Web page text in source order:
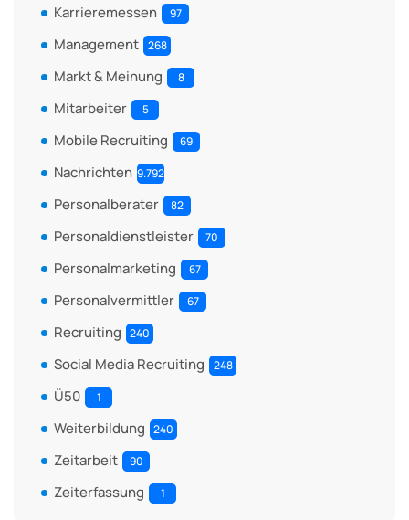
Karrieremessen 97
Management 268
Markt & Meinung 8
Mitarbeiter 5
Mobile Recruiting 69
Nachrichten 9.792
Personalberater 82
Personaldienstleister 70
Personalmarketing 67
Personalvermittler 67
Recruiting 240
Social Media Recruiting 248
Ü50 1
Weiterbildung 240
Zeitarbeit 90
Zeiterfassung 1